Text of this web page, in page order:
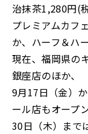
治抹茶1,280円(
プレミアムカ
か、ハーフ＆ハ
現在、福岡県の
銀座店のほか、
9月17日（金）
ール店もオープン
30日（木）まで